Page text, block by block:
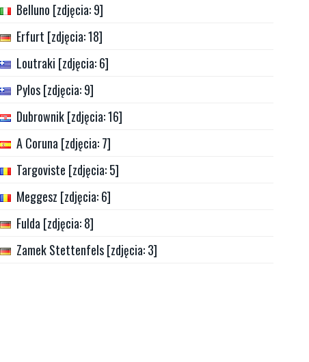
Belluno [zdjęcia: 9]
Erfurt [zdjęcia: 18]
Loutraki [zdjęcia: 6]
Pylos [zdjęcia: 9]
Dubrownik [zdjęcia: 16]
A Coruna [zdjęcia: 7]
Targoviste [zdjęcia: 5]
Meggesz [zdjęcia: 6]
Fulda [zdjęcia: 8]
Zamek Stettenfels [zdjęcia: 3]